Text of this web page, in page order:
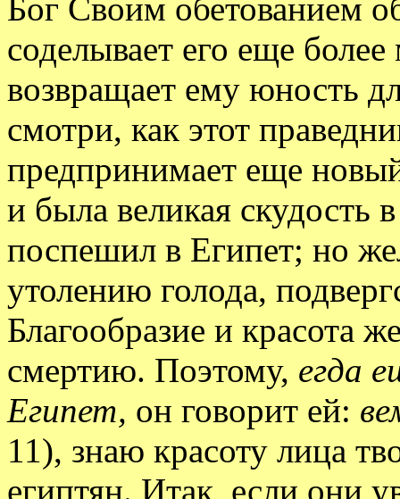
Бог Своим обетованием
соделывает его еще
возвращает ему юность
смотри, как этот
предпринимает еще
и была великая скудость
поспешил в Египет; но
утолению голода,
Благообразие и красота
смертию. Поэтому, егда
Египет, он говорит ей:
11), знаю красоту лица
египтян. Итак, если они